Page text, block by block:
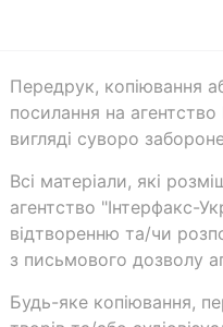
Передрук, копіювання
посилання на
вигляді суворо
Всі матеріали, які
агентство "Інтерфакс-
відтворенню та/чи
з письмового дозволу
Будь-яке копіювання,